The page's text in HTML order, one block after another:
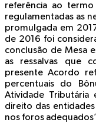
referência ao
regulamentadas as
promulgada em
de 2016 foi
conclusão de Mesa
as ressalvas que
presente Acordo
percentuais do
Atividade
direito das
nos foros